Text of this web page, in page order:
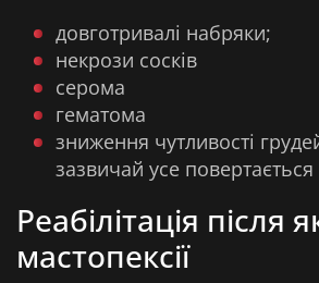
довготривалі набряки;
некрози сосків
серома
гематома
зниження чутливості
зазвичай усе
Реабілітація після
мастопексії